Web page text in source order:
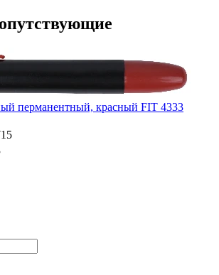
перманентный, красный FIT 4333